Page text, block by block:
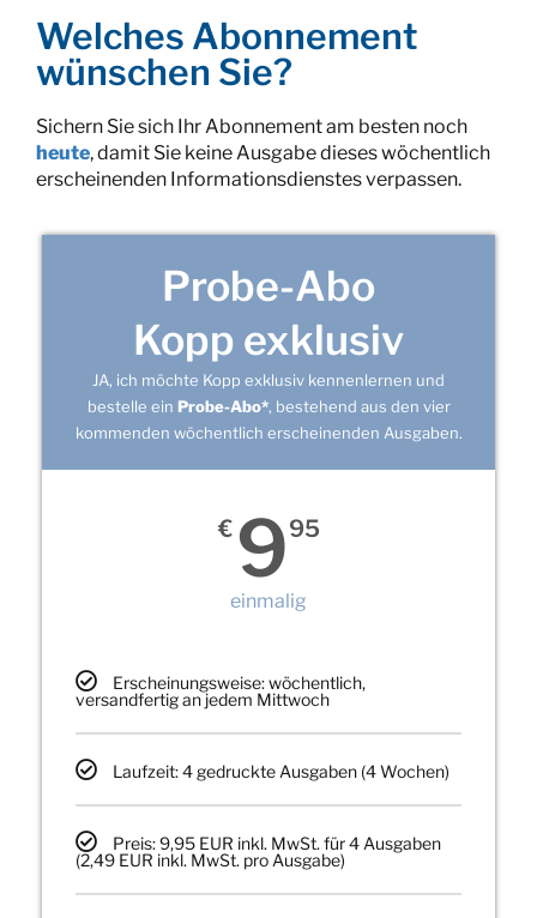
Welches Abonnement
wünschen Sie?
Sichern Sie sich Ihr Abonnement am besten noch
heute, damit Sie keine Ausgabe dieses wöchentlich
erscheinenden Informationsdienstes verpassen.
Probe-Abo
Kopp exklusiv
JA, ich möchte Kopp exklusiv kennenlernen und
bestelle ein Probe-Abo*, bestehend aus den vier
kommenden wöchentlich erscheinenden Ausgaben.
€ 995
einmalig
Erscheinungsweise: wöchentlich,
versandfertig an jedem Mittwoch
Laufzeit: 4 gedruckte Ausgaben (4 Wochen)
Preis: 9,95 EUR inkl. MwSt. für 4 Ausgaben
(2,49 EUR inkl. MwSt. pro Ausgabe)